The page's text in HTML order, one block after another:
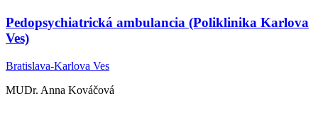
Pedopsychiatrická ambulancia (Poliklinika Karlova
Ves)
Bratislava-Karlova Ves
MUDr. Anna Kováčová